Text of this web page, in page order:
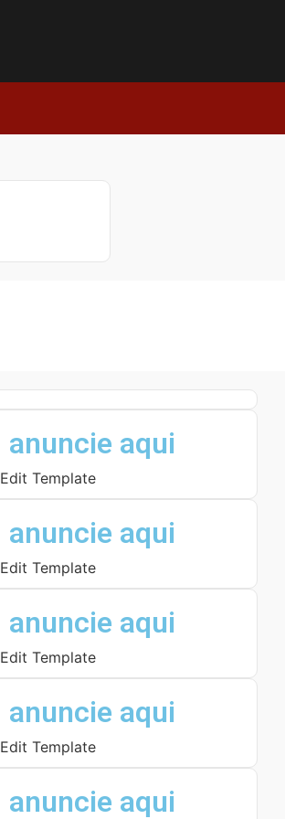
anuncie aqui
Edit Template
anuncie aqui
Edit Template
anuncie aqui
Edit Template
anuncie aqui
Edit Template
anuncie aqui